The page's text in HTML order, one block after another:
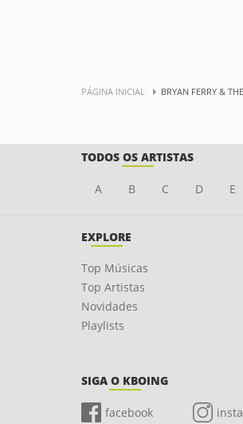
PÁGINA INICIAL BRYAN FERRY &
TODOS OS ARTISTAS
A B C D E
EXPLORE
Top Músicas
Top Artistas
Novidades
Playlists
SIGA O KBOING
facebook